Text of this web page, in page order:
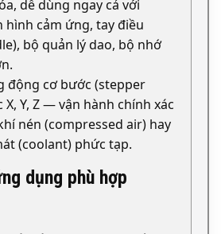
dễ dùng ngay cả với
hình cảm ứng, tay điều
bộ quản lý dao, bộ nhớ
động cơ bước (stepper
Y, Z — vận hành chính xác
nén (compressed air) hay
(coolant) phức tạp.
dụng phù hợp